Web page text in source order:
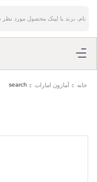
خانه آمازون امارات search